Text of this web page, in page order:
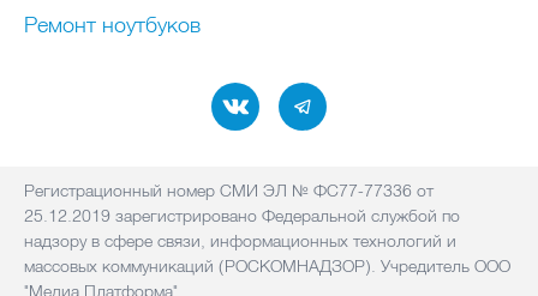
Ремонт нoутбуков
Регистрационный номер СМИ ЭЛ № ФС77-77336 от
25.12.2019 зарегистрировано Федеральной службой по
надзору в сфере связи, информационных технологий и
массовых коммуникаций (РОСКОМНАДЗОР). Учредитель ООО
"Медиа Платформа"